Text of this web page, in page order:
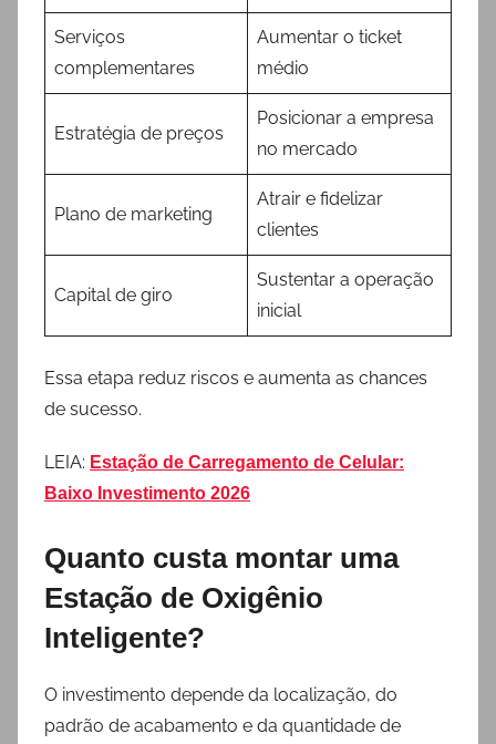
Serviços
complementares
Aumentar o ticket
médio
Estratégia de preços
Posicionar a empresa
no mercado
Plano de marketing
Atrair e fidelizar
clientes
Capital de giro
Sustentar a operação
inicial
Essa etapa reduz riscos e aumenta as chances
de sucesso.
LEIA: Estação de Carregamento de Celular:
Baixo Investimento 2026
Quanto custa montar uma
Estação de Oxigênio
Inteligente?
O investimento depende da localização, do
padrão de acabamento e da quantidade de